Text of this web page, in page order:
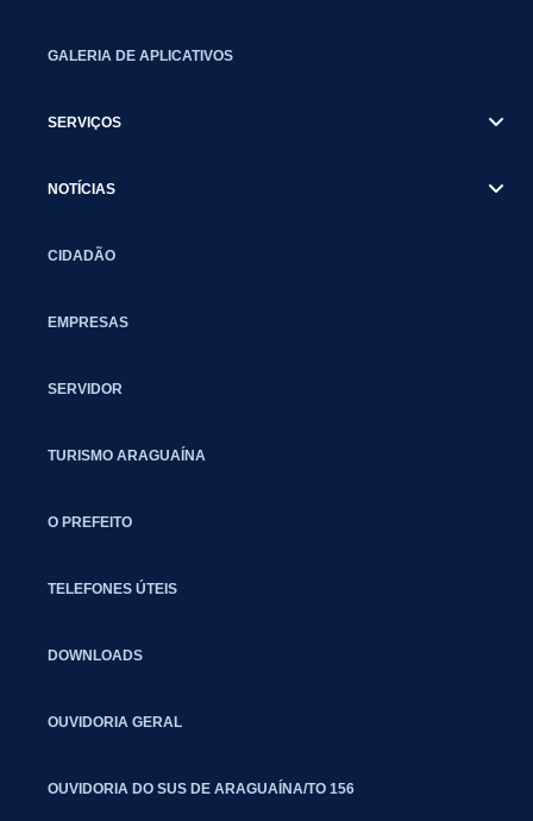
GALERIA DE APLICATIVOS
SERVIÇOS
NOTÍCIAS
CIDADÃO
EMPRESAS
SERVIDOR
TURISMO ARAGUAÍNA
O PREFEITO
TELEFONES ÚTEIS
DOWNLOADS
OUVIDORIA GERAL
OUVIDORIA DO SUS DE ARAGUAÍNA/TO 156